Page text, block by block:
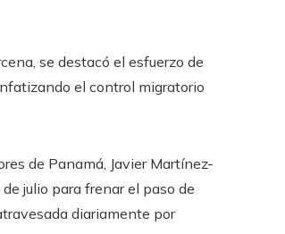
se destacó el esfuerzo de
el control migratorio
de Panamá, Javier Martínez-
julio para frenar el paso de
diariamente por